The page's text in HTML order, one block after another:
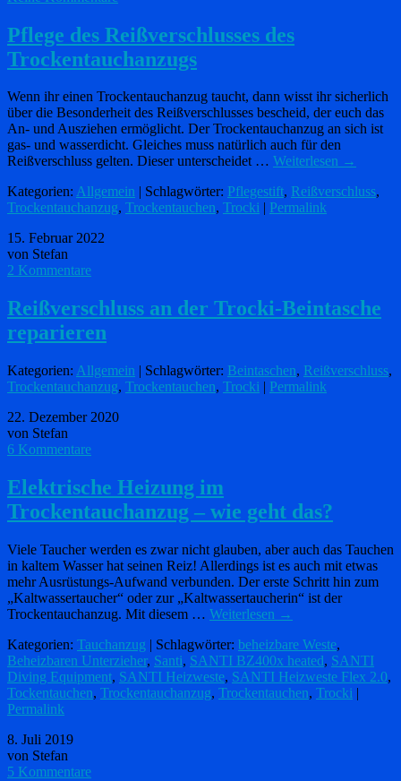
Pflege des Reißverschlusses des
Trockentauchanzugs
Wenn ihr einen Trockentauchanzug taucht, dann wisst ihr sicherlich
über die Besonderheit des Reißverschlusses bescheid, der euch das
An- und Ausziehen ermöglicht. Der Trockentauchanzug an sich ist
gas- und wasserdicht. Gleiches muss natürlich auch für den
Reißverschluss gelten. Dieser unterscheidet … Weiterlesen →
Kategorien: Allgemein | Schlagwörter: Pflegestift, Reißverschluss,
Trockentauchanzug, Trockentauchen, Trocki
Permalink
15. Februar 2022
von Stefan
2 Kommentare
Reißverschluss an der Trocki-Beintasche
reparieren
Kategorien: Allgemein | Schlagwörter: Beintaschen, Reißverschluss,
Trockentauchanzug, Trockentauchen, Trocki | Permalink
22. Dezember 2020
von Stefan
6 Kommentare
Elektrische Heizung im
Trockentauchanzug – wie geht das?
Viele Taucher werden es zwar nicht glauben, aber auch das Tauchen
in kaltem Wasser hat seinen Reiz! Allerdings ist es auch mit etwas
mehr Ausrüstungs-Aufwand verbunden. Der erste Schritt hin zum
„Kaltwassertaucher“ oder zur „Kaltwassertaucherin“ ist der
Trockentauchanzug. Mit diesem … Weiterlesen →
Kategorien: Tauchanzug | Schlagwörter: beheizbare Weste,
Beheizbaren Unterzieher, Santi, SANTI BZ400x heated, SANTI
Diving Equipment, SANTI Heizweste, SANTI Heizweste Flex 2.0,
Tockentauchen, Trockentauchanzug, Trockentauchen, Trocki |
Permalink
8. Juli 2019
von Stefan
5 Kommentare